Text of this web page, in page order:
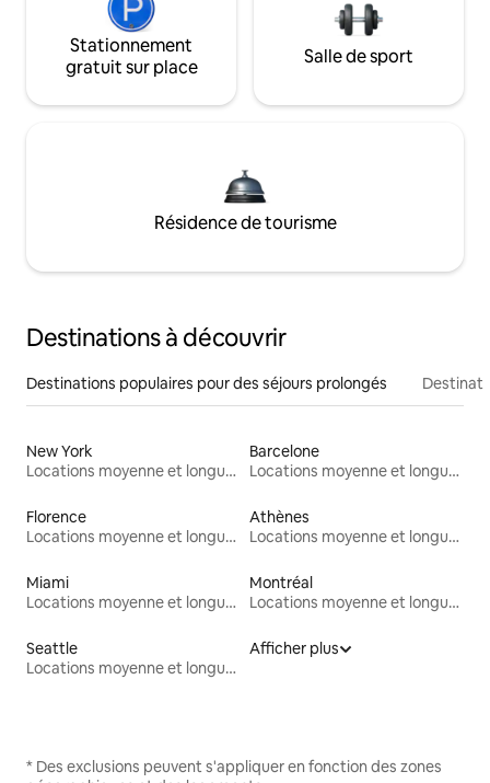
Stationnement
gratuit sur place
Salle de sport
Résidence de tourisme
Destinations à découvrir
Destinations populaires pour des séjours prolongés
New York
Locations moyenne et longue durée
Barcelone
Locations moyenne et longue durée
Florence
Locations moyenne et longue durée
Athènes
Locations moyenne et longue durée
Miami
Locations moyenne et longue durée
Montréal
Locations moyenne et longue durée
Seattle
Locations moyenne et longue durée
Afficher plus
* Des exclusions peuvent s'appliquer en fonction des zones